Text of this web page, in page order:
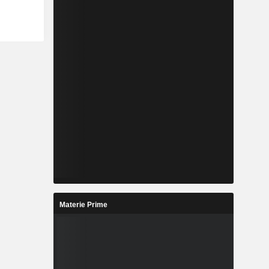
Materie Prime